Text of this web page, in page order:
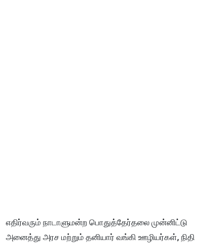
எதிர்வரும் நாடாளுமன்ற பொதுத்தேர்தலை முன்னிட்டு
அனைத்து அரச மற்றும் தனியார் வங்கி ஊழியர்கள், நிதி